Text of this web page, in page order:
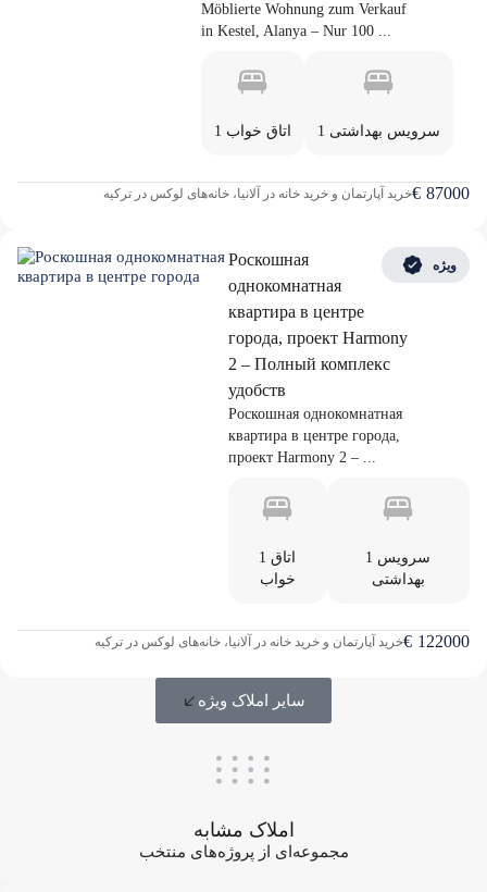
Möblierte Wohnung zum Verkauf
in Kestel, Alanya – Nur 100 ...
1 اتاق خواب 1 سرویس بهداشتی
€ 87000 خرید آپارتمان و خرید خانه در آلانیا، خانه‌های لوکس در ترکیه
Роскошная
однокомнатная
квартира в центре
города, проект Harmony
2 – Полный комплекс
удобств
Роскошная однокомнатная
квартира в центре города,
проект Harmony 2 – ...
1 اتاق
خواب
1 سرویس
بهداشتی
ویژه
€ 122000 خرید آپارتمان و خرید خانه در آلانیا، خانه‌های لوکس در ترکیه
سایر املاک ویژه
املاک مشابه
مجموعه‌ای از پروژه‌های منتخب